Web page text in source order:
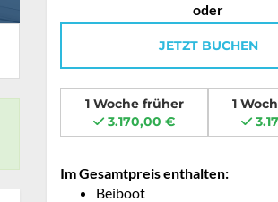
oder
JETZT BUCHEN
1 Woche früher
3.170,00 €
1
Im Gesamtpreis enthalten:
Beiboot